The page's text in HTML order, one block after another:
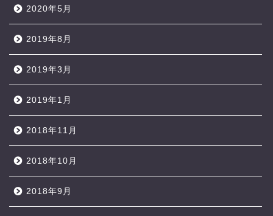
2020年5月
2019年8月
2019年3月
2019年1月
2018年11月
2018年10月
2018年9月